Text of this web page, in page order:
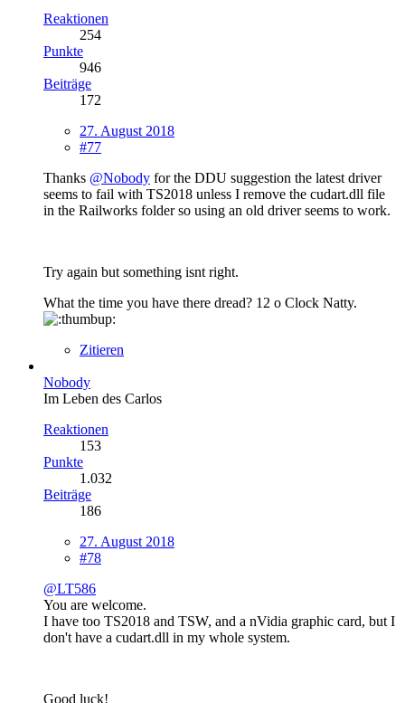
Reaktionen
254
Punkte
946
Beiträge
172
27. August 2018
#77
Thanks @Nobody for the DDU suggestion the latest driver
seems to fail with TS2018 unless I remove the cudart.dll file
in the Railworks folder so using an old driver seems to work.
Try again but something isnt right.
What the time you have there dread? 12 o Clock Natty.
Zitieren
Nobody
Im Leben des Carlos
Reaktionen
153
Punkte
1.032
Beiträge
186
27. August 2018
#78
@LT586
You are welcome.
I have too TS2018 and TSW, and a nVidia graphic card, but I
don't have a cudart.dll in my whole system.
Good luck!